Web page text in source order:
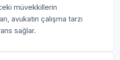
müvekkillerin
avukatın çalışma tarzı
sağlar.